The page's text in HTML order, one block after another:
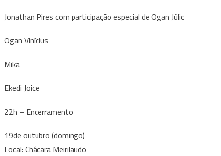
Jonathan Pires com participação especial de Ogan Júlio
Ogan Vinícius
Mika
Ekedi Joice
22h – Encerramento
19de outubro (domingo)
Local: Chácara Meirilaudo